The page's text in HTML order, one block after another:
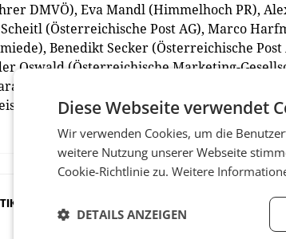
DMVÖ), Eva Mandl (Himmelhoch PR),
(Österreichische Post AG), Marco
Benedikt Secker (Österreichische
Oswald (Österreichische Marketing-
Wimmer (FH St. Pölten), Jürgen Hofer
Aktuell Versicherungsmakler) u.v.m.
Diese Webseite verwendet
Wir verwenden Cookies, um die
weitere Nutzung unserer Webseite
Cookie-Richtlinie zu. Weitere
DETAILS ANZEIGEN